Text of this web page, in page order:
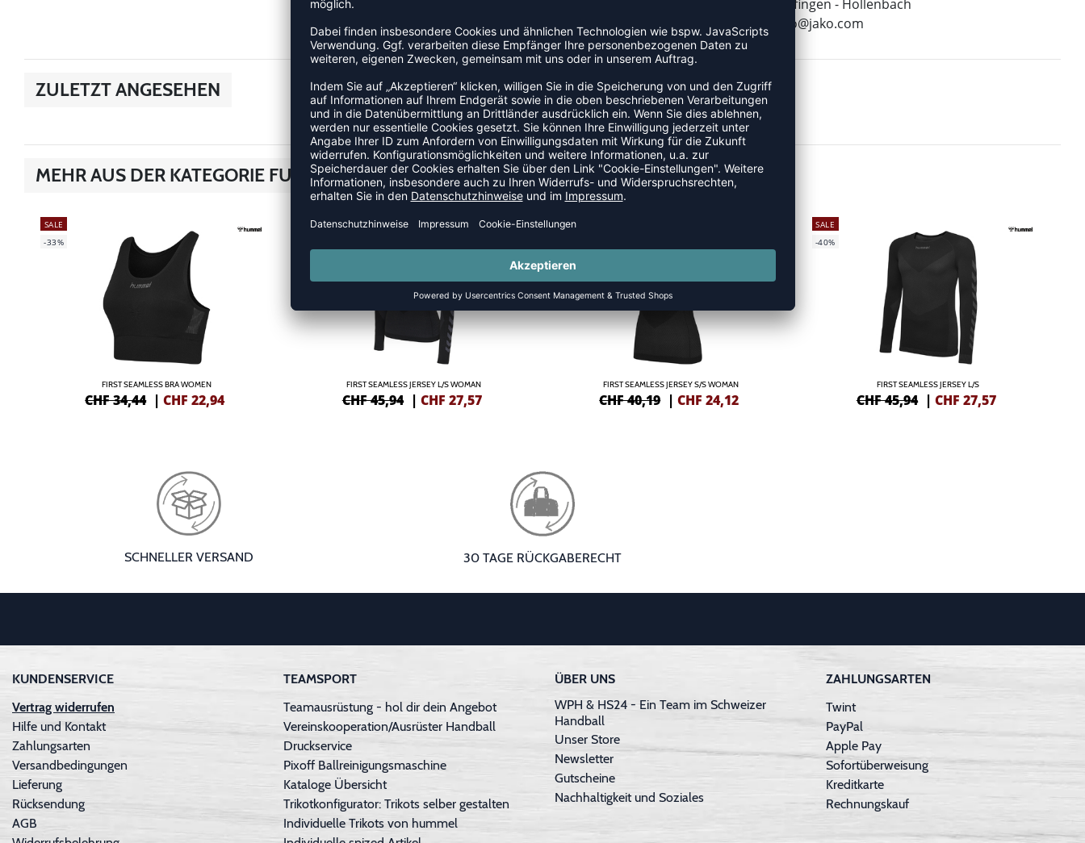
74673 Mulfingen - Hollenbach
E-Mail:
info@jako.com
ZULETZT ANGESEHEN
MEHR AUS DER KATEGORIE FUNKTIONSSHIRTS
SALE
-33%
FIRST SEAMLESS BRA WOMEN
CHF 34,44 |CHF 22,94
SALE
FIRST SEAMLESS JERSEY L/S WOMAN
CHF 45,94 | CHF 27,57
SALE
FIRST SEAMLESS JERSEY S/S WOMAN
CHF 40,19 |CHF 24,12
SALE
-40%
FIRST SEAMLESS JERSEY L/S
CHF 45,94 | CHF 27,57
SCHNELLER VERSAND 30 TAGE RÜCKGABERECHT
KUNDENSERVICE
Vertrag widerrufen
Hilfe und Kontakt
Zahlungsarten
Versandbedingungen
Lieferung
Rücksendung
AGB
TEAMSPORT
Teamausrüstung - hol dir dein Angebot
Vereinskooperation/Ausrüster Handball
Druckservice
Pixoff Ballreinigungsmaschine
Kataloge Übersicht
Trikotkonfigurator: Trikots selber gestalten
Individuelle Trikots von hummel
ÜBER UNS
WPH & HS24 - Ein Team im Schweizer
Handball
Unser Store
Newsletter
Gutscheine
Nachhaltigkeit und Soziales
ZAHLUNGSARTEN
Twint
PayPal
Apple Pay
Sofortüberweisung
Kreditkarte
Rechnungskauf